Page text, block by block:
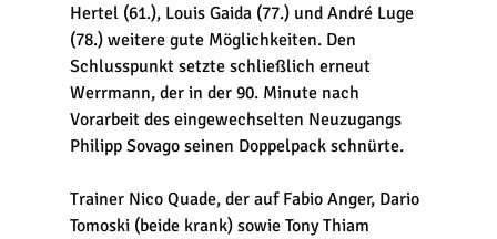
Hertel (61.), Louis Gaida (77.) und André Luge
(78.) weitere gute Möglichkeiten. Den
Schlusspunkt setzte schließlich erneut
Werrmann, der in der 90. Minute nach
Vorarbeit des eingewechselten Neuzugangs
Philipp Sovago seinen Doppelpack schnürte.
Trainer Nico Quade, der auf Fabio Anger, Dario
Tomoski (beide krank) sowie Tony Thiam